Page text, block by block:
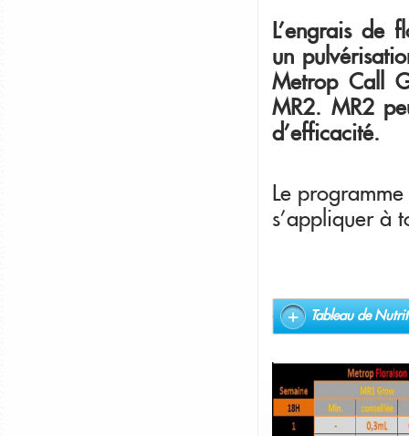
L'engrais de
un
Metrop Call
MR2. MR2
d'efficacité.
Le
s'appliquer à
Tableau de